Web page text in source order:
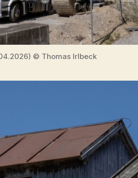
© Thomas Irlbeck